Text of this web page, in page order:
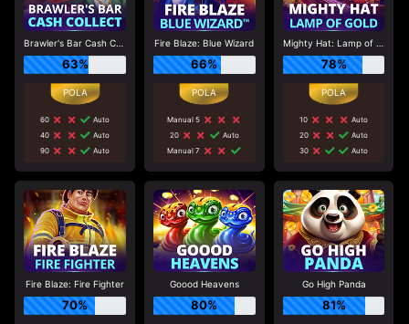
Brawler's Bar Cash Collect
63%
60
Auto
40
Auto
90
Auto
Fire Blaze: Blue Wizard
66%
Manual 5
20
Auto
Manual 7
Mighty Hat: Lamp of Gold
78%
10
Auto
20
Auto
30
Auto
Fire Blaze: Fire Fighter
70%
Goood Heavens
80%
Go High Panda
81%